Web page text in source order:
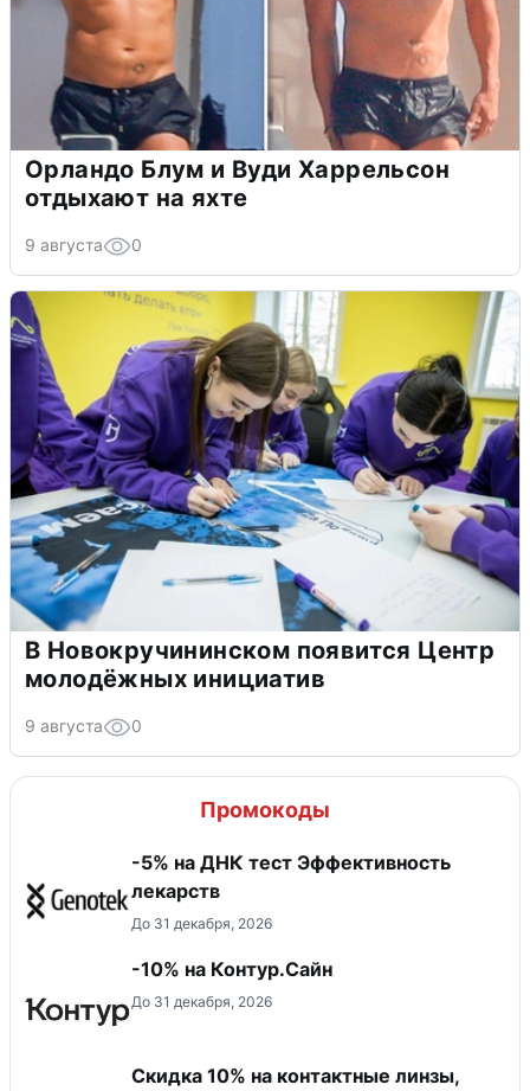
Орландо Блум и Вуди Харрельсон
отдыхают на яхте
9 августа 0
В Новокручининском появится Центр
молодёжных инициатив
9 августа 0
Промокоды
-5% на ДНК тест Эффективность
лекарств
До 31 декабря, 2026
-10% на Контур.Сайн
До 31 декабря, 2026
Скидка 10% на контактные линзы,